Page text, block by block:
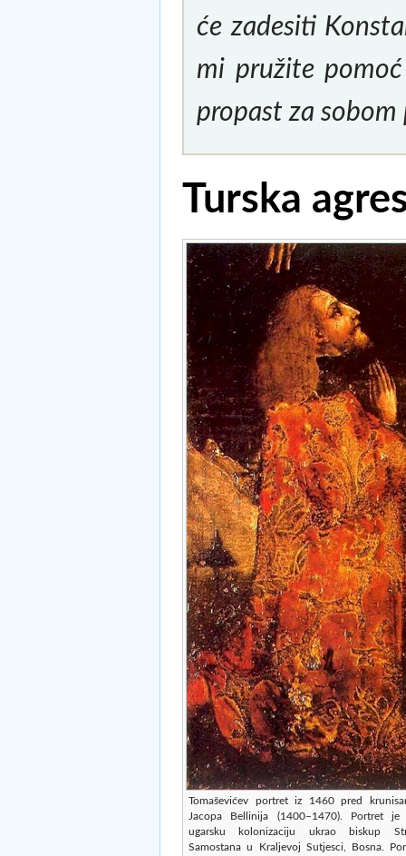
će zadesiti
mi pružite
propast za
Turska
Tomaševićev portret iz 1460 pred
Jacopa Bellinija (1400–1470). Portret
ugarsku kolonizaciju ukrao biskup
Samostana u Kraljevoj Sutjesci, Bosna.